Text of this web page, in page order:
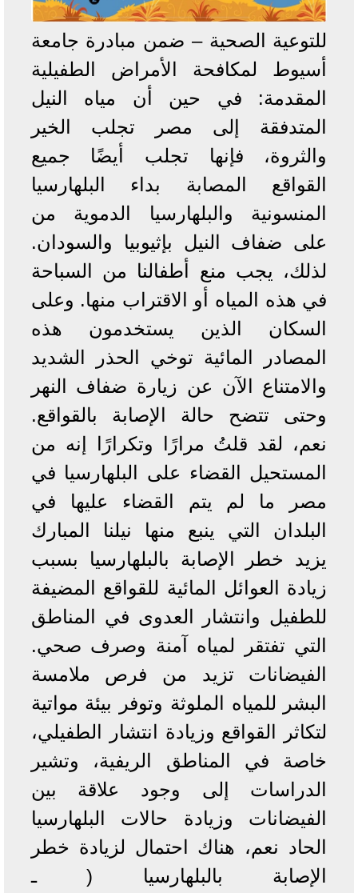
للتوعية الصحية – ضمن مبادرة جامعة
أسيوط لمكافحة الأمراض الطفيلية
المقدمة: في حين أن مياه النيل
المتدفقة إلى مصر تجلب الخير
والثروة، فإنها تجلب أيضًا جميع
القواقع المصابة بداء البلهارسيا
المنسونية والبلهارسيا الدموية من
على ضفاف النيل بإثيوبيا والسودان.
لذلك، يجب منع أطفالنا من السباحة
في هذه المياه أو الاقتراب منها. وعلى
السكان الذين يستخدمون هذه
المصادر المائية توخي الحذر الشديد
والامتناع الآن عن زيارة ضفاف النهر
وحتى تتضح حالة الإصابة بالقواقع.
نعم، لقد قلتُ مرارًا وتكرارًا إنه من
المستحيل القضاء على البلهارسيا في
مصر ما لم يتم القضاء عليها في
البلدان التي ينبع منها نيلنا المبارك
يزيد خطر الإصابة بالبلهارسيا بسبب
زيادة العوائل المائية للقواقع المضيفة
للطفيل وانتشار العدوى في المناطق
التي تفتقر لمياه آمنة وصرف صحي.
الفيضانات تزيد من فرص ملامسة
البشر للمياه الملوثة وتوفر بيئة مواتية
لتكاثر القواقع وزيادة انتشار الطفيلي،
خاصة في المناطق الريفية، وتشير
الدراسات إلى وجود علاقة بين
الفيضانات وزيادة حالات البلهارسيا
الحاد نعم، هناك احتمال لزيادة خطر
الإصابة بالبلهارسيا ( ـ